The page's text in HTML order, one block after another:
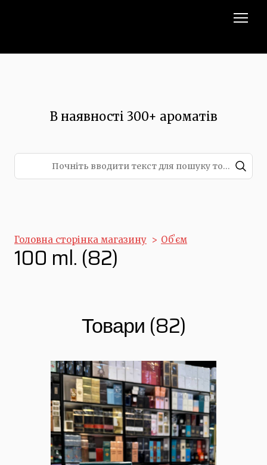
В наявності 300+ ароматів
Головна сторінка магазину Обʼєм
100 ml. (82)
Товари (82)